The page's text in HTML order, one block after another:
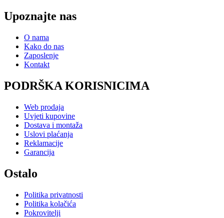
Upoznajte nas
O nama
Kako do nas
Zaposlenje
Kontakt
PODRŠKA KORISNICIMA
Web prodaja
Uvjeti kupovine
Dostava i montaža
Uslovi plaćanja
Reklamacije
Garancija
Ostalo
Politika privatnosti
Politika kolačića
Pokrovitelji